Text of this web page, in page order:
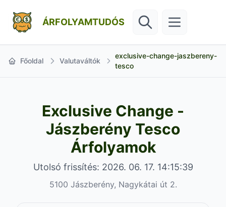
ÁRFOLYAMTUDÓS
Főoldal Valutaváltók
exclusive-change-jaszbereny-
tesco
Exclusive Change -
Jászberény Tesco
Árfolyamok
Utolsó frissítés: 2026. 06. 17. 14:15:39
5100 Jászberény, Nagykátai út 2.